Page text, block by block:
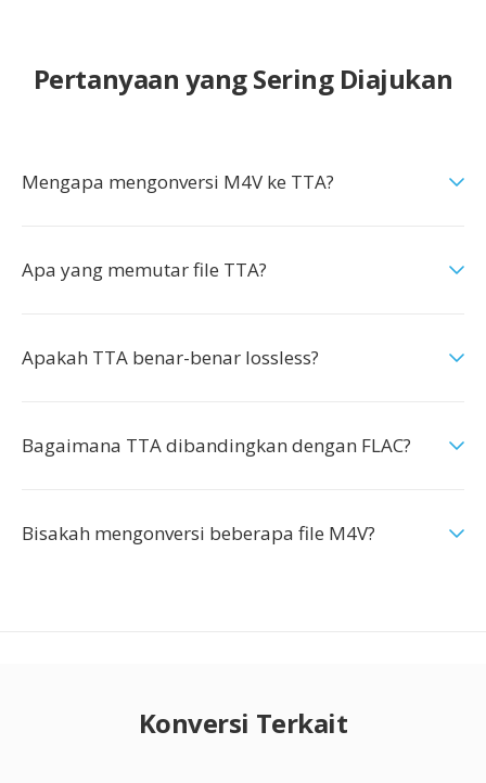
Pertanyaan yang Sering Diajukan
Mengapa mengonversi M4V ke TTA?
Apa yang memutar file TTA?
Apakah TTA benar-benar lossless?
Bagaimana TTA dibandingkan dengan FLAC?
Bisakah mengonversi beberapa file M4V?
Konversi Terkait